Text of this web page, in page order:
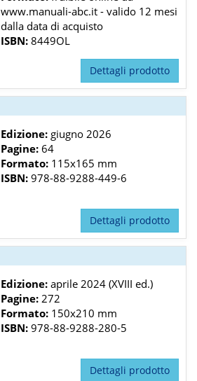
www.manuali-abc.it - valido 12 mesi
dalla data di acquisto
ISBN:8449OL
Dettagli prodotto
Edizione:giugno 2026
Pagine: 64
Formato:115x165 mm
ISBN:978-88-9288-449-6
Dettagli prodotto
Edizione:aprile 2024 (XVIII ed.)
Pagine: 272
Formato:150x210 mm
ISBN:978-88-9288-280-5
Dettagli prodotto